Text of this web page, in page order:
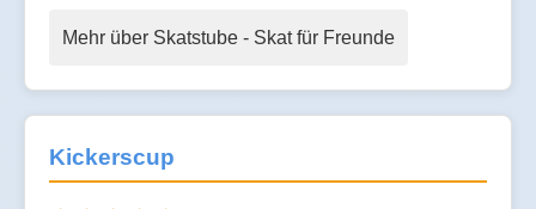
Mehr über Skatstube - Skat für Freunde
Kickerscup